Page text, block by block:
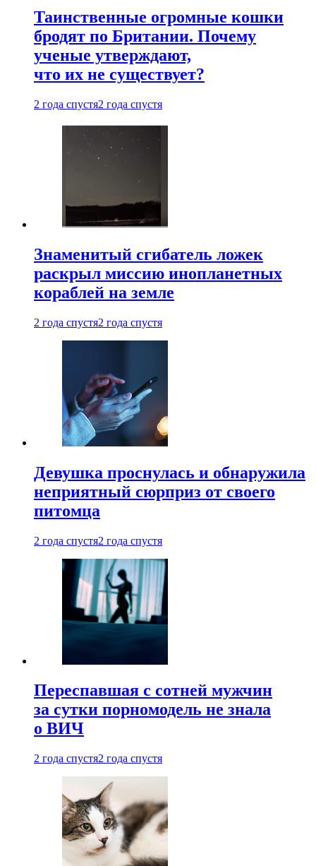
Таинственные огромные кошки
бродят по Британии. Почему
ученые утверждают,
что их не существует?
2 года спустя2 года спустя
Знаменитый сгибатель ложек
раскрыл миссию инопланетных
кораблей на земле
2 года спустя2 года спустя
Девушка проснулась и обнаружила
неприятный сюрприз от своего
питомца
2 года спустя2 года спустя
Переспавшая с сотней мужчин
за сутки порномодель не знала
о ВИЧ
2 года спустя2 года спустя